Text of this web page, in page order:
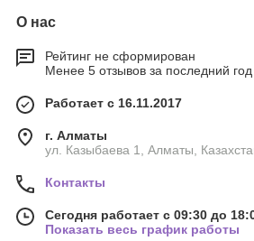
О нас
Рейтинг не сформирован
Менее 5 отзывов за последний год
Работает с 16.11.2017
г. Алматы
ул. Казыбаева 1, Алматы,
Контакты
Сегодня работает с 09:30 до
Показать весь график работы